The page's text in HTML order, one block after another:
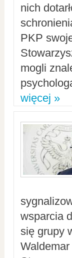
nich
PKP
mogli
więcej »
wsparcia
się grupy